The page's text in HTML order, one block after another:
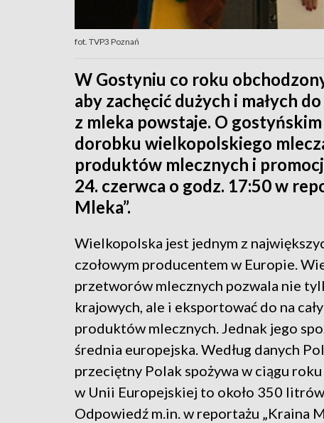
fot. TVP3 Poznań
W Gostyniu co roku
aby zachęcić dużych i małych
z mleka powstaje. O
dorobku wielkopolskiego
produktów mlecznych i
24. czerwca o godz. 17:50 w
Mleka”.
Wielkopolska jest jednym z
czołowym producentem w Europie.
przetworów mlecznych pozwala nie
krajowych, ale i eksportować do na
produktów mlecznych. Jednak jego
średnia europejska. Według danych
przeciętny Polak spożywa w ciągu
w Unii Europejskiej to około 350
Odpowiedź m.in. w reportażu „Kraina